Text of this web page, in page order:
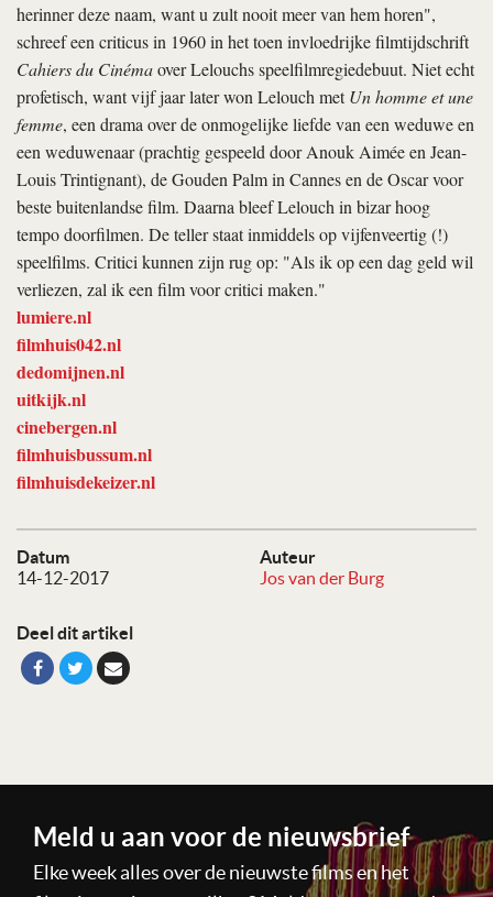
Datum
14-12-2017
Auteur
Jos van der Burg
Deel dit artikel
herinner deze naam, want u zult nooit meer van hem horen",
schreef een criticus in 1960 in het toen invloedrijke filmtijdschrift
Cahiers du Cinémaover Lelouchs speelfilmregiedebuut. Niet echt
profetisch, want vijf jaar later won Lelouch metUn homme et une
femme, een drama over de onmogelijke liefde van een weduwe en
een weduwenaar (prachtig gespeeld door Anouk Aimée en Jean-
Louis Trintignant), de Gouden Palm in Cannes en de Oscar voor
beste buitenlandse film. Daarna bleef Lelouch in bizar hoog
tempo doorfilmen. De teller staat inmiddels op vijfenveertig (!)
speelfilms. Critici kunnen zijn rug op: "Als ik op een dag geld wil
verliezen, zal ik een film voor critici maken."
lumiere.nl
filmhuis042.nl
dedomijnen.nl
uitkijk.nl
cinebergen.nl
filmhuisbussum.nl
filmhuisdekeizer.nl
Meld u aan voor de nieuwsbrief
Elke week alles over de nieuwste films en het